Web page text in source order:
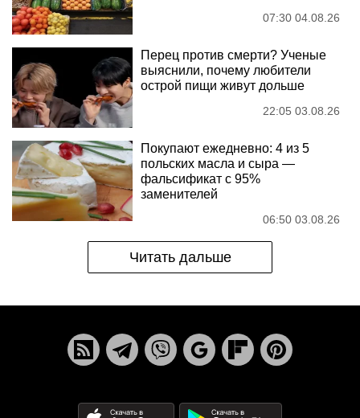
07:30 04.08.26
Перец против смерти? Ученые
выяснили, почему любители
острой пищи живут дольше
22:05 03.08.26
Покупают ежедневно: 4 из 5
польских масла и сыра —
фальсификат с 95%
заменителей
06:50 03.08.26
Читать дальше